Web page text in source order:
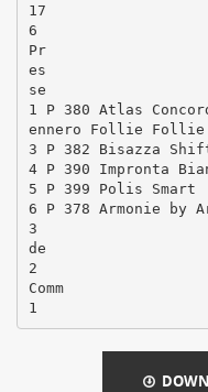
17
6
Pr
es
se
1 P 380 Atlas
ennero Follie Follie
3 P 382 Bisazza
4 P 390 Impronta
5 P 399 Polis Smart
6 P 378 Armonie by
3
de
2
Comm